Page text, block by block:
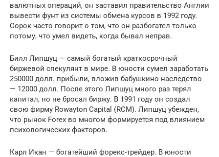
валютных операций, он заставил правительство Англии
вывести фунт из системы обмена курсов в 1992 году.
Сорок часто говорит о том, что он разбогател только
потому, что умел видеть, когда бывал неправ.
Билл Липшуц — самый богатый краткосрочный
биржевой спекулянт в мире. В юности сумел заработать
250000 долл. прибыли, вложив бабушкино наследство
— 12000 долл. После этого Липшуц много раз терял
капитал, но не бросал биржу. В 1991 году он создал
свою фирму Rowayton Capital (RCM). Липшуц убежден,
что рынок Forex во многом формируется под влиянием
психологических факторов.
Карл Икан — богатейший форекс-трейдер. В юности